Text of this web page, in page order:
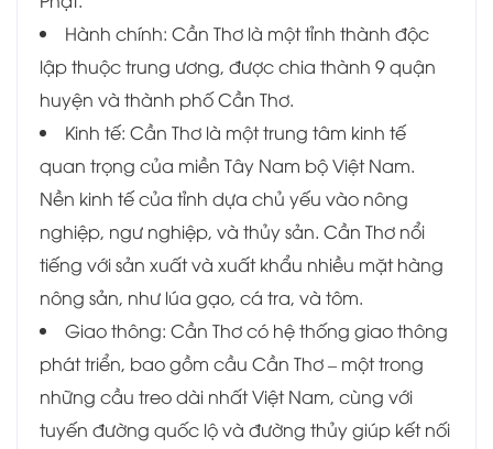
Hành chính: Cần Thơ là một tỉnh thành độc
lập thuộc trung ương, được chia thành 9 quận
huyện và thành phố Cần Thơ.
Kinh tế: Cần Thơ là một trung tâm kinh tế
quan trọng của miền Tây Nam bộ Việt Nam.
Nền kinh tế của tỉnh dựa chủ yếu vào nông
nghiệp, ngư nghiệp, và thủy sản. Cần Thơ nổi
tiếng với sản xuất và xuất khẩu nhiều mặt hàng
nông sản, như lúa gạo, cá tra, và tôm.
Giao thông: Cần Thơ có hệ thống giao thông
phát triển, bao gồm cầu Cần Thơ – một trong
những cầu treo dài nhất Việt Nam, cùng với
tuyến đường quốc lộ và đường thủy giúp kết nối